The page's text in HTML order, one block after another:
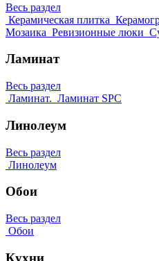
Весь раздел
Керамическая плитка
Мозаика Ревизионные люки
Ламинат
Весь раздел
Ламинат. Ламинат SPC
Линолеум
Весь раздел
Линолеум
Обои
Весь раздел
Обои
Кухни